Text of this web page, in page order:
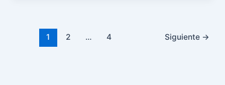
1 2 … 4 Siguiente →